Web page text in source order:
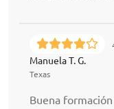
Manuela T. G.
Texas
Buena